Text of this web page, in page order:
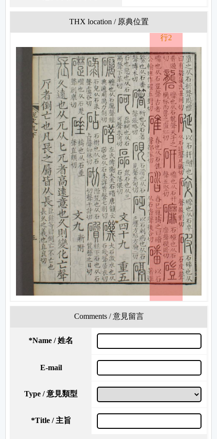
THX location / 原典位置
行2
Comments / 意見留言
*Name / 姓名
E-mail
Type / 意見類型
*Title / 主旨